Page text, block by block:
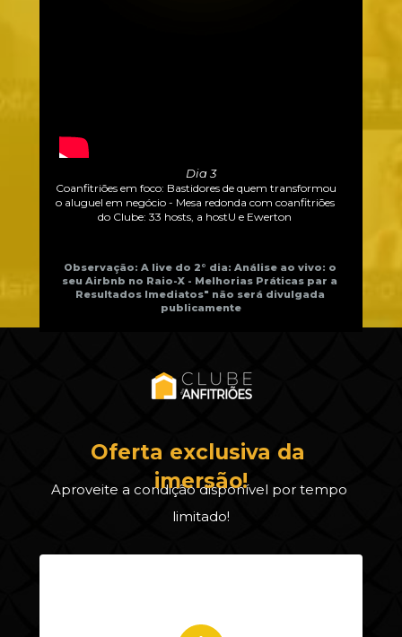
Dia 3
Coanfitriões em foco: Bastidores de quem transformou
o aluguel em negócio - Mesa redonda com coanfitriões
do Clube: 33 hosts, a hostU e Ewerton
Observação: A live do 2° dia: Análise ao vivo: o
seu Airbnb no Raio-X - Melhorias Práticas par a
Resultados Imediatos" não será divulgada
publicamente
Aproveite a condição disponível por tempo
limitado!
Oferta exclusiva da
imersão!